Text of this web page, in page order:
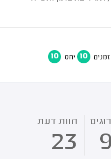
זמנים 10 יחס 10
חוות דעת
23